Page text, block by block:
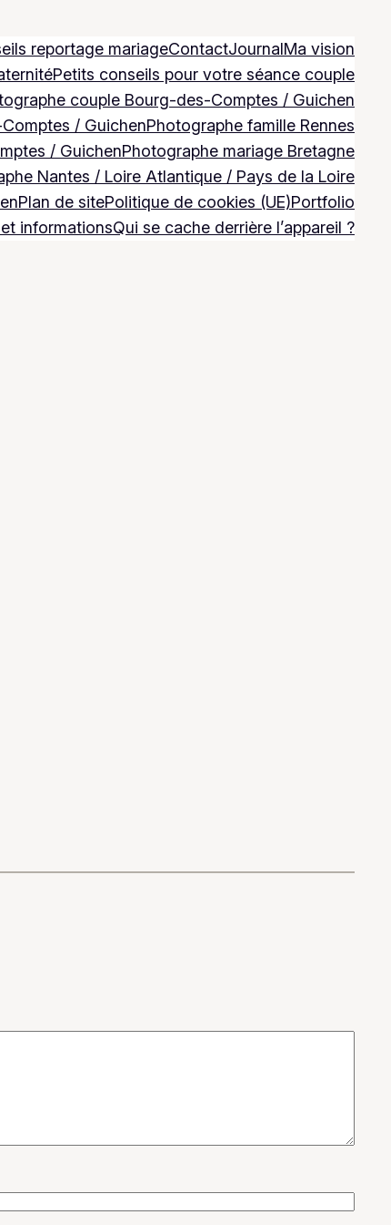
reportage mariageContactJournalMa vision
Petits conseils pour votre séance couple
couple Bourg-des-Comptes / Guichen
/ GuichenPhotographe famille Rennes
/ GuichenPhotographe mariage Bretagne
Nantes / Loire Atlantique / Pays de la Loire
Plan de sitePolitique de cookies (UE)Portfolio
informationsQui se cache derrière l’appareil ?